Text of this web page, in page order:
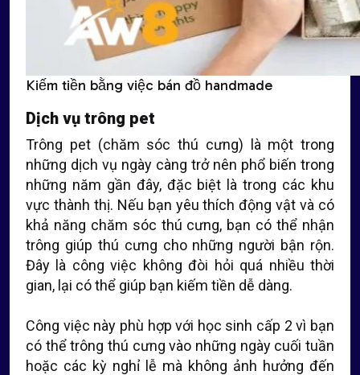
Kiếm tiền bằng việc bán đồ handmade
Dịch vụ trông pet
Trông pet (chăm sóc thú cưng) là một trong
những dịch vụ ngày càng trở nên phổ biến trong
những năm gần đây, đặc biệt là trong các khu
vực thành thị. Nếu bạn yêu thích động vật và có
khả năng chăm sóc thú cưng, bạn có thể nhận
trông giúp thú cưng cho những người bận rộn.
Đây là công việc không đòi hỏi quá nhiều thời
gian, lại có thể giúp bạn kiếm tiền dễ dàng.
Công việc này phù hợp với học sinh cấp 2 vì bạn
có thể trông thú cưng vào những ngày cuối tuần
hoặc các kỳ nghỉ lễ mà không ảnh hưởng đến